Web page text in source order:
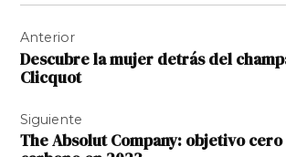
de
entradas
Anterior
Descubre la mujer detrás del
Clicquot
Siguiente
The Absolut Company: objetivo